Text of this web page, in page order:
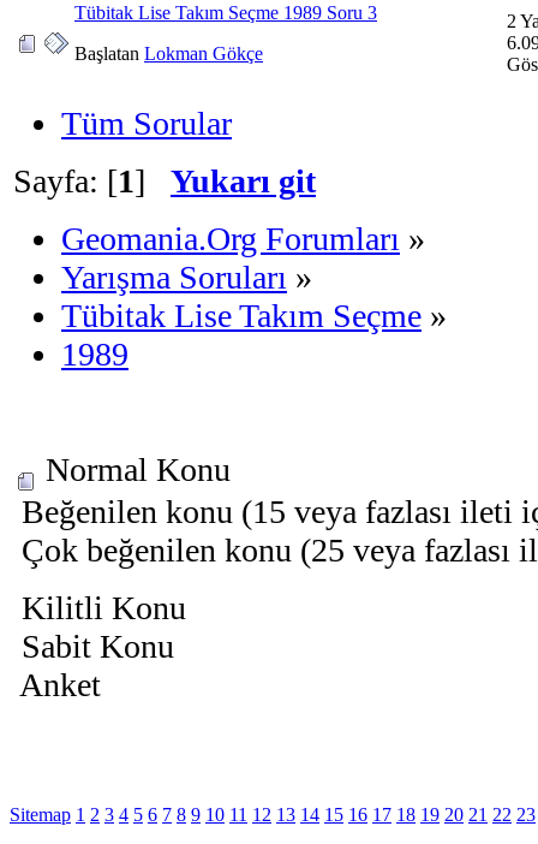
Tübitak Lise Takım Seçme 1989 Soru 3
Başlatan Lokman Gökçe
2
Tüm Sorular
Sayfa: [1] Yukarı git
Geomania.Org Forumları »
Yarışma Soruları »
Tübitak Lise Takım Seçme »
1989
Normal Konu
Beğenilen konu (15 veya fazlası ileti
Çok beğenilen konu (25 veya fazlası
Kilitli Konu
Sabit Konu
Anket
Sitemap 1 2 3 4 5 6 7 8 9 10 11 12 13 14 15 16 17 18 19 20 21 22 23